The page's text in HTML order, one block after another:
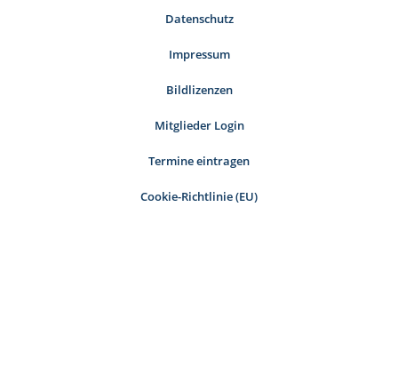
Datenschutz
Impressum
Bildlizenzen
Mitglieder Login
Termine eintragen
Cookie-Richtlinie (EU)